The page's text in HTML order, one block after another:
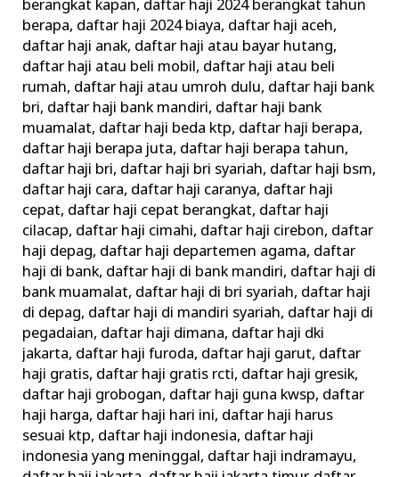
berangkat kapan, daftar haji 2024 berangkat tahun
berapa, daftar haji 2024 biaya, daftar haji aceh,
daftar haji anak, daftar haji atau bayar hutang,
daftar haji atau beli mobil, daftar haji atau beli
rumah, daftar haji atau umroh dulu, daftar haji bank
bri, daftar haji bank mandiri, daftar haji bank
muamalat, daftar haji beda ktp, daftar haji berapa,
daftar haji berapa juta, daftar haji berapa tahun,
daftar haji bri, daftar haji bri syariah, daftar haji bsm,
daftar haji cara, daftar haji caranya, daftar haji
cepat, daftar haji cepat berangkat, daftar haji
cilacap, daftar haji cimahi, daftar haji cirebon, daftar
haji depag, daftar haji departemen agama, daftar
haji di bank, daftar haji di bank mandiri, daftar haji di
bank muamalat, daftar haji di bri syariah, daftar haji
di depag, daftar haji di mandiri syariah, daftar haji di
pegadaian, daftar haji dimana, daftar haji dki
jakarta, daftar haji furoda, daftar haji garut, daftar
haji gratis, daftar haji gratis rcti, daftar haji gresik,
daftar haji grobogan, daftar haji guna kwsp, daftar
haji harga, daftar haji hari ini, daftar haji harus
sesuai ktp, daftar haji indonesia, daftar haji
indonesia yang meninggal, daftar haji indramayu,